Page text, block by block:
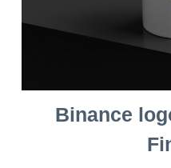
Binance